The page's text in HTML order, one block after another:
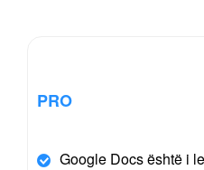
PRO
Google Docs është i